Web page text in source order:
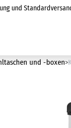
und
und -boxen